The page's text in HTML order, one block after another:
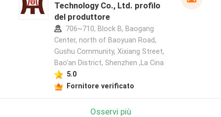
Technology Co., Ltd. profilo
del produttore
706~710, Block B, Baogang
Center, north of Baoyuan Road,
Gushu Community, Xixiang Street,
Bao'an District, Shenzhen ,La Cina
5.0
Fornitore verificato
Osservi più